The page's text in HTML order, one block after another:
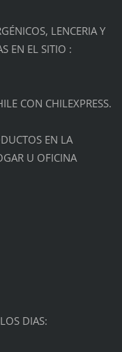
LENCERIA Y
EN EL SITIO :
CON CHILEXPRESS.
EN LA
U OFICINA
DIAS: